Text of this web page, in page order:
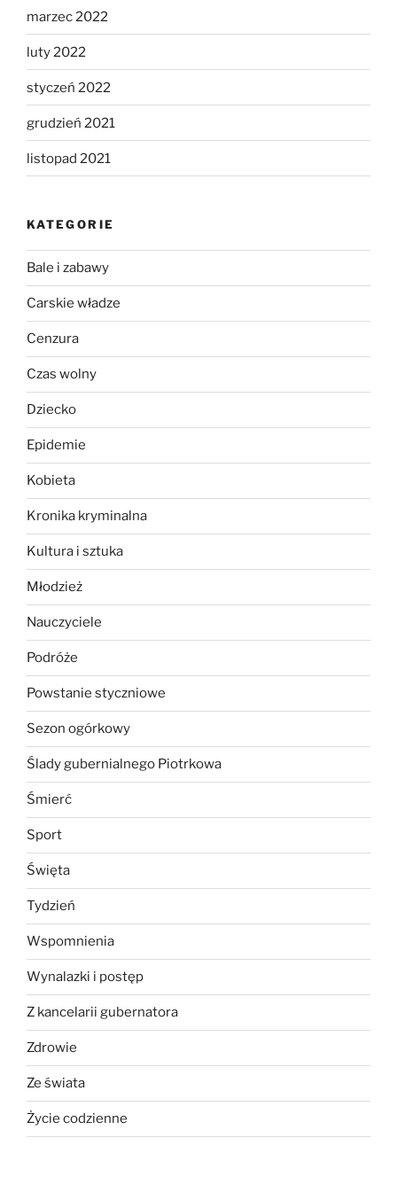
marzec 2022
luty 2022
styczeń 2022
grudzień 2021
listopad 2021
KATEGORIE
Bale i zabawy
Carskie władze
Cenzura
Czas wolny
Dziecko
Epidemie
Kobieta
Kronika kryminalna
Kultura i sztuka
Młodzież
Nauczyciele
Podróże
Powstanie styczniowe
Sezon ogórkowy
Ślady gubernialnego Piotrkowa
Śmierć
Sport
Święta
Tydzień
Wspomnienia
Wynalazki i postęp
Z kancelarii gubernatora
Zdrowie
Ze świata
Życie codzienne